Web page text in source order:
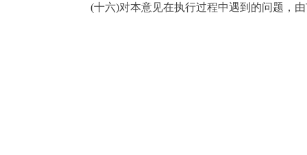
(十六)对本意见在执行过程中遇到的问题，由